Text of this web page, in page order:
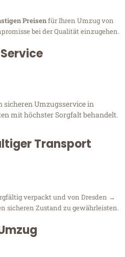
Preisenfür Ihren Umzug von
bei der Qualität einzugehen.
sicheren Umzugsservice in
mit höchster Sorgfalt behandelt.
Transport
verpackt und von Dresden →
sicheren Zustand zu gewährleisten.